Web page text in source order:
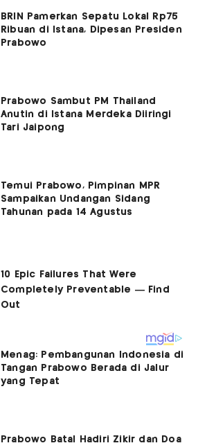
BRIN Pamerkan Sepatu Lokal Rp75
Ribuan di Istana, Dipesan Presiden
Prabowo
Prabowo Sambut PM Thailand
Anutin di Istana Merdeka Diiringi
Tari Jaipong
Temui Prabowo, Pimpinan MPR
Sampaikan Undangan Sidang
Tahunan pada 14 Agustus
Menag: Pembangunan Indonesia di
Tangan Prabowo Berada di Jalur
yang Tepat
Prabowo Batal Hadiri Zikir dan Doa